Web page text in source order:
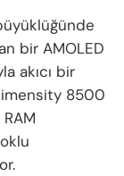
bir AMOLED
akıcı bir
8500